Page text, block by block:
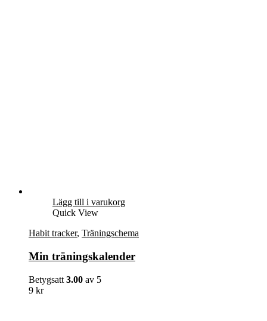
Lägg till i varukorg
Quick View
Habit tracker, Träningschema
Min träningskalender
Betygsatt 3.00 av 5
9 kr